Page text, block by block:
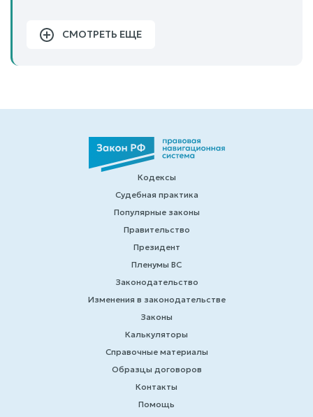
СМОТРЕТЬ ЕЩЕ
Кодексы
Судебная практика
Популярные законы
Правительство
Президент
Пленумы ВС
Законодательство
Изменения в законодательстве
Законы
Калькуляторы
Справочные материалы
Образцы договоров
Контакты
Помощь